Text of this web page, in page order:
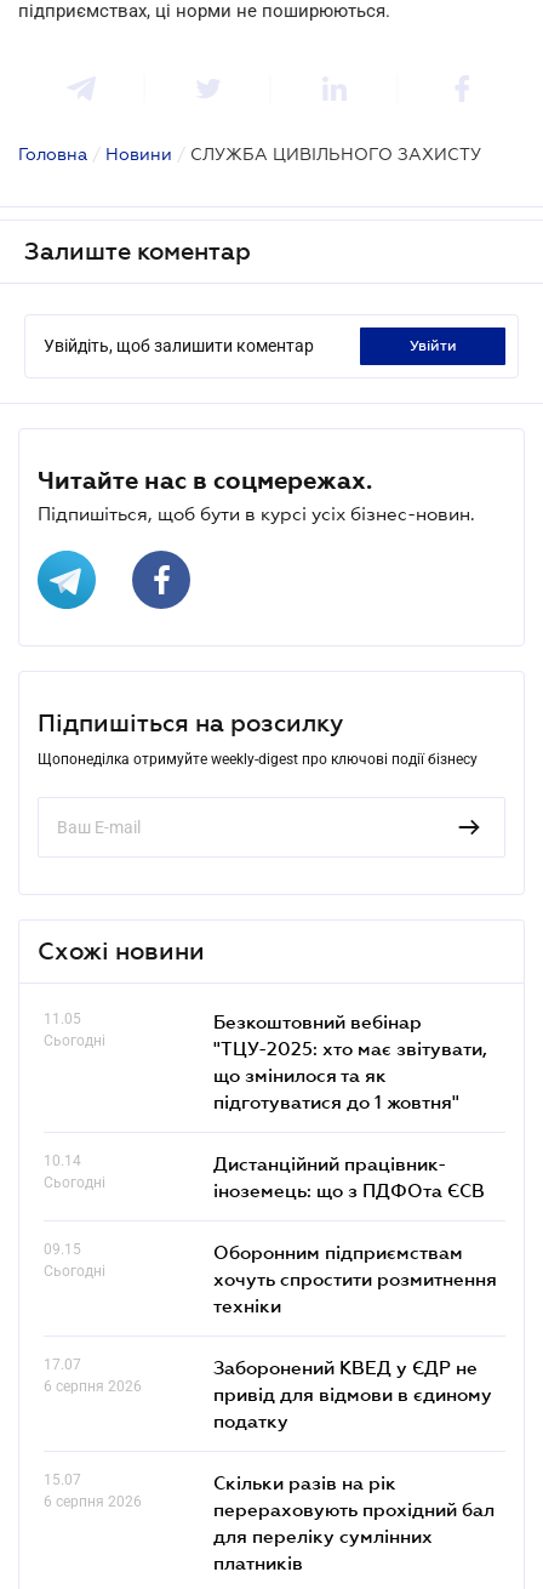
підприємствах, ці норми не поширюються.
Головна / Новини / СЛУЖБА ЦИВІЛЬНОГО ЗАХИСТУ
Залиште коментар
Увійдіть, щоб залишити коментар увійти
Читайте нас в соцмережах.
Підпишіться, щоб бути в курсі усіх бізнес-новин.
Підпишіться на розсилку
Щопонеділка отримуйте weekly-digest про ключові події бізнесу
Схожі новини
11.05
Сьогодні
Безкоштовний вебінар
"ТЦУ-2025: хто має звітувати,
що змінилося та як
підготуватися до 1 жовтня"
10.14
Сьогодні
Дистанційний працівник-
іноземець: що з ПДФОта ЄСВ
09.15
Сьогодні
Оборонним підприємствам
хочуть спростити розмитнення
техніки
17.07
6 серпня 2026
Заборонений КВЕД у ЄДР не
привід для відмови в єдиному
податку
15.07
6 серпня 2026
Скільки разів на рік
перераховують прохідний бал
для переліку сумлінних
платників